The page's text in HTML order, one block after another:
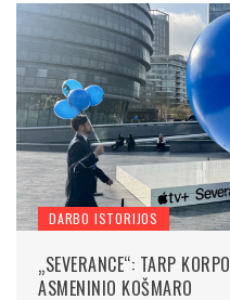
DARBO ISTORIJOS
„SEVERANCE“: TARP
ASMENINIO KOŠMARO